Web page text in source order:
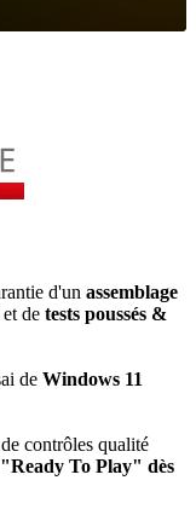
d'un assemblage
et de tests poussés &
de Windows 11
contrôles qualité
To Play" dès